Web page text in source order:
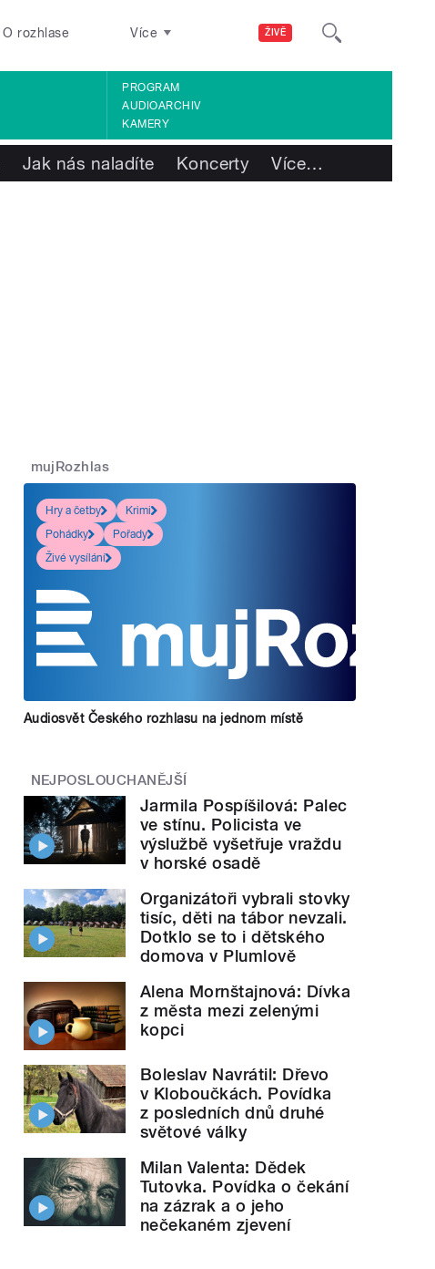
ŽIVĚ
O rozhlase Více
PROGRAM
AUDIOARCHIV
KAMERY
Jak nás naladíte Koncerty Více…
mujRozhlas
Hry a četby
Krimi
Pohádky
Pořady
Živé vysílání
Audiosvět Českého rozhlasu na jednom místě
NEJPOSLOUCHANĚJŠÍ
Jarmila Pospíšilová: Palec
ve stínu. Policista ve
výslužbě vyšetřuje vraždu
v horské osadě
Organizátoři vybrali stovky
tisíc, děti na tábor nevzali.
Dotklo se to i dětského
domova v Plumlově
Alena Mornštajnová: Dívka
z města mezi zelenými
kopci
Boleslav Navrátil: Dřevo
v Kloboučkách. Povídka
z posledních dnů druhé
světové války
Milan Valenta: Dědek
Tutovka. Povídka o čekání
na zázrak a o jeho
nečekaném zjevení